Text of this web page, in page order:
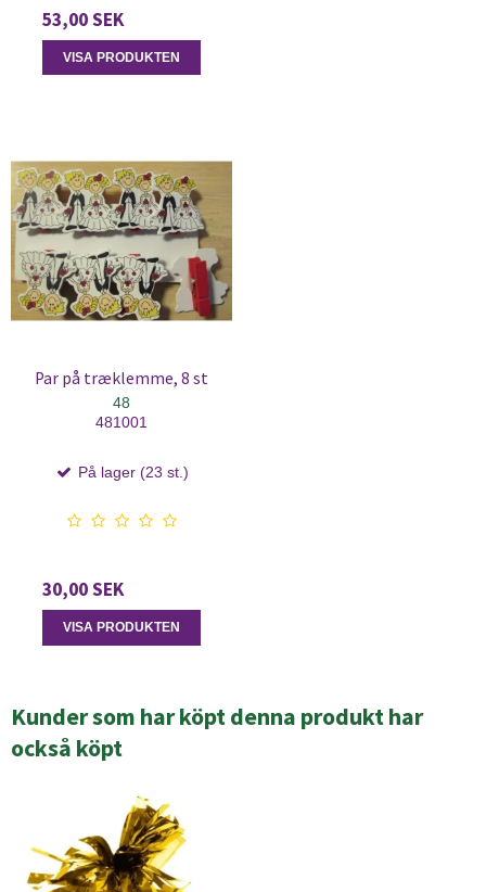
53,00 SEK
VISA PRODUKTEN
Par på træklemme, 8 st
48
481001
På lager (23 st.)
30,00 SEK
VISA PRODUKTEN
Kunder som har köpt denna produkt har
också köpt